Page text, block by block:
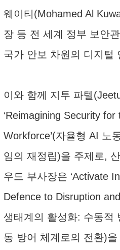
웨이티(Mohamed Al
장 등 전 세계 정부 보안
국가 안보 차원의 디지털
이와 함께 지투 파텔
‘Reimagining Security for
Workforce’(자율형 AI 노
임의 재정립)을 주제로,
우드 부사장은 ‘Activate
Defence to Disruption
생태계의 활성화: 수동적
동 방어 체계로의 전환)